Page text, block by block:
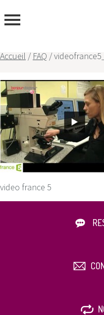
Accueil / FAQ /
video france 5